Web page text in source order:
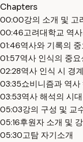
Chapters
00:00강의 소개 및 고
00:46고려대학교 역
01:46역사와 기록의
01:57역사 인식의 중
02:28역사 인식 시 경
03:35쇼비니즘과 역
03:53역사 해석의 시
05:03강의 구성 및 교
05:16후원자 소개 및
05:30고탐 자기소개